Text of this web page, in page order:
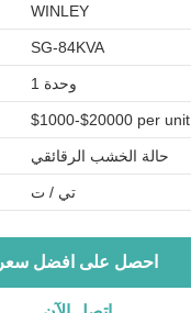
WINLEY
SG-84KVA
وحدة 1
$1000-$20000 per unit
حالة الخشب الرقائقي
تي / ت
احصل على افضل سعر